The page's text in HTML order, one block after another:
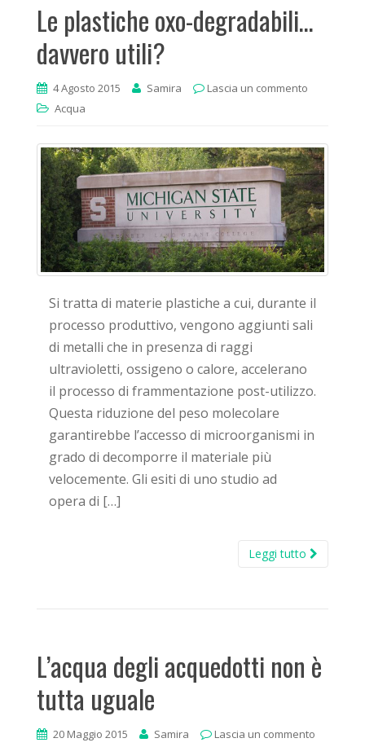
Le plastiche oxo-degradabili…
davvero utili?
4 Agosto 2015 Samira
Lascia un commento
Acqua
Si tratta di materie plastiche a cui, durante il
processo produttivo, vengono aggiunti sali
di metalli che in presenza di raggi
ultravioletti, ossigeno o calore, accelerano
il processo di frammentazione post-utilizzo.
Questa riduzione del peso molecolare
garantirebbe l’accesso di microorganismi in
grado di decomporre il materiale più
velocemente. Gli esiti di uno studio ad
opera di […]
Leggi tutto
L’acqua degli acquedotti non è
tutta uguale
20 Maggio 2015 Samira
Lascia un commento